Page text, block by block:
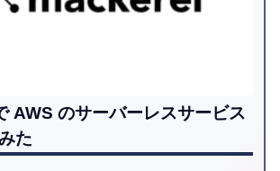
AWS のサーバーレスサービス
た